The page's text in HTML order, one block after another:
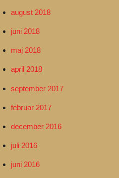
august 2018
juni 2018
maj 2018
april 2018
september 2017
februar 2017
december 2016
juli 2016
juni 2016